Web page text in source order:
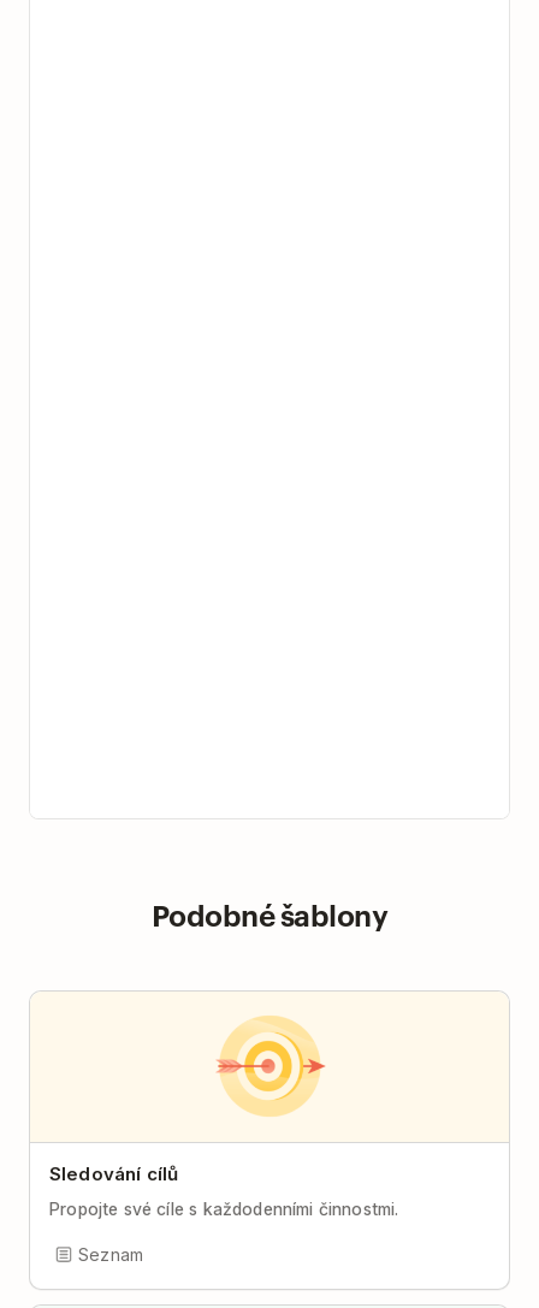
Podobné šablony
Sledování cílů
Propojte své cíle s každodenními činnostmi.
Seznam